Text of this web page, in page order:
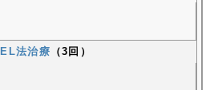
EL法治療 （3回）